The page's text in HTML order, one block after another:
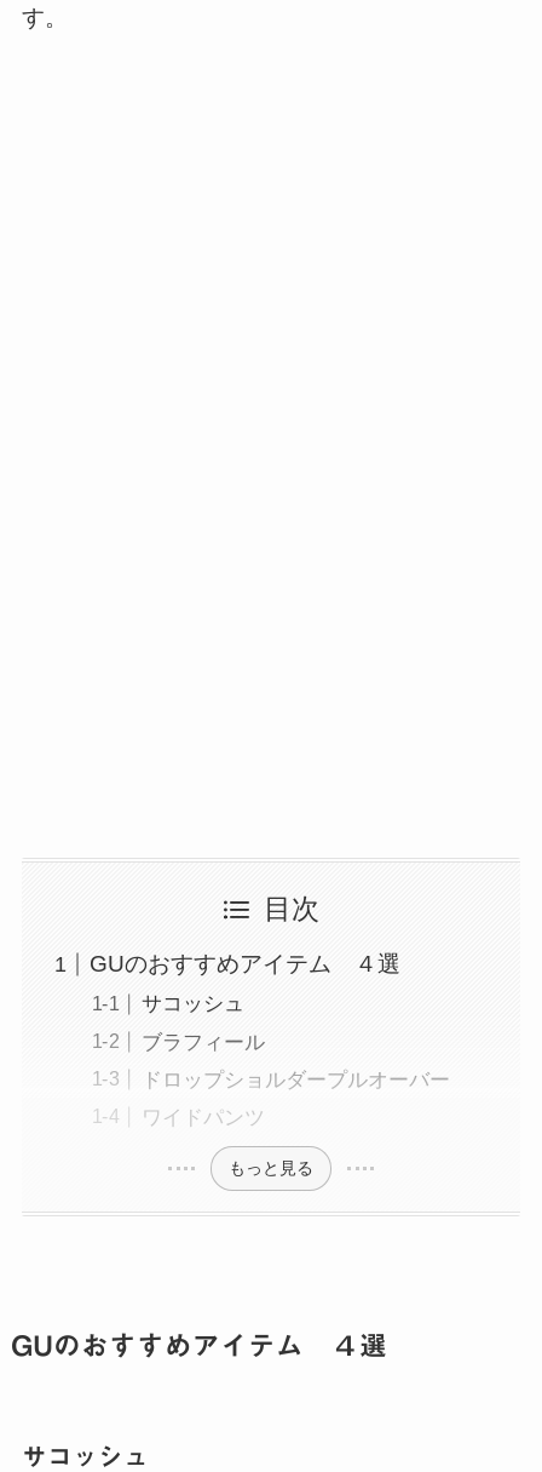
す。
目次
GUのおすすめアイテム ４選
サコッシュ
ブラフィール
ドロップショルダープルオーバー
ワイドパンツ
もっと見る
GUのおすすめアイテム ４選
サコッシュ